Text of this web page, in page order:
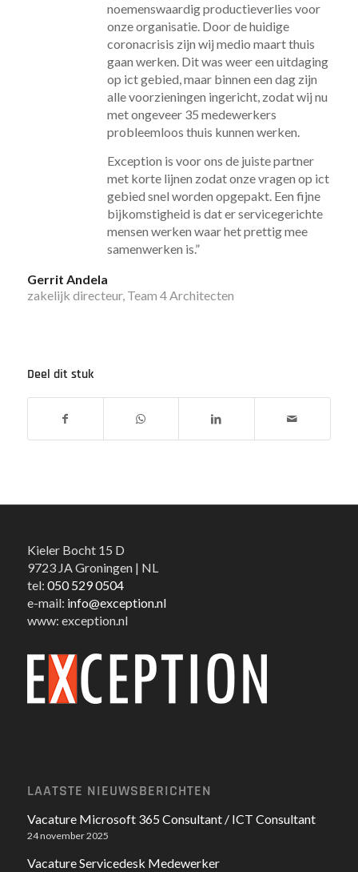
noemenswaardig productieverlies voor
onze organisatie. Door de huidige
coronacrisis zijn wij medio maart thuis
gaan werken. Dit was weer een uitdaging
op ict gebied, maar binnen een dag zijn
alle voorzieningen ingericht, zodat wij nu
met ongeveer 35 medewerkers
probleemloos thuis kunnen werken.
Exception is voor ons de juiste partner
met korte lijnen zodat onze vragen op ict
gebied snel worden opgepakt. Een fijne
bijkomstigheid is dat er servicegerichte
mensen werken waar het prettig mee
samenwerken is.”
Gerrit Andela
zakelijk directeur, Team 4 Architecten
Deel dit stuk
Kieler Bocht 15 D
9723 JA Groningen | NL
tel: 050 529 0504
e-mail: info@exception.nl
www: exception.nl
LAATSTE NIEUWSBERICHTEN
Vacature Microsoft 365 Consultant / ICT Consultant
24 november 2025
Vacature Servicedesk Medewerker